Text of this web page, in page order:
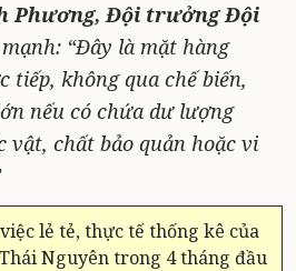
Phương, Đội trưởng Đội
“Đây là mặt hàng
không qua chế biến,
nếu có chứa dư lượng
vật, chất bảo quản hoặc vi
lẻ tẻ, thực tế thống kê của
Nguyên trong 4 tháng đầu